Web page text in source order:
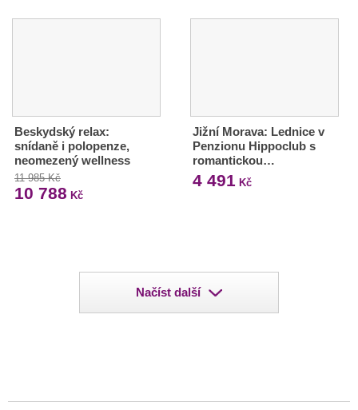
Beskydský relax:
snídaně i polopenze,
neomezený wellness
11 985 Kč
10 788 Kč
Jižní Morava: Lednice v
Penzionu Hippoclub s
romantickou…
4 491 Kč
Načíst další